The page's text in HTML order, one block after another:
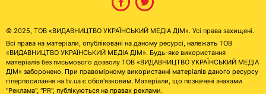
© 2025, ТОВ «ВИДАВНИЦТВО УКРАЇНСЬКИЙ МЕДІА ДІМ». Усі права захищені.
Всі права на матеріали, опубліковані на даному ресурсі, належать ТОВ
«ВИДАВНИЦТВО УКРАЇНСЬКИЙ МЕДІА ДІМ». Будь-яке використання
матеріалів без письмового дозволу ТОВ «ВИДАВНИЦТВО УКРАЇНСЬКИЙ МЕДІА
ДІМ» заборонено. При правомірному використанні матеріалів даного ресурсу
гіперпосилання на tv.ua є обов'язковим. Матеріали, що позначені знаками
"Реклама", "PR", публікуються на правах реклами.